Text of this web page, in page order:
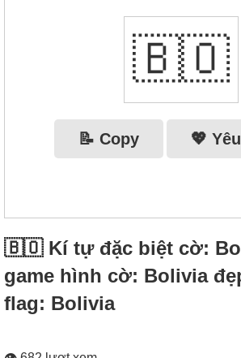
🇧🇴
📝 Copy 💖
🇧🇴 Kí tự đặc biệt cờ:
game hình cờ: Bolivia
flag: Bolivia